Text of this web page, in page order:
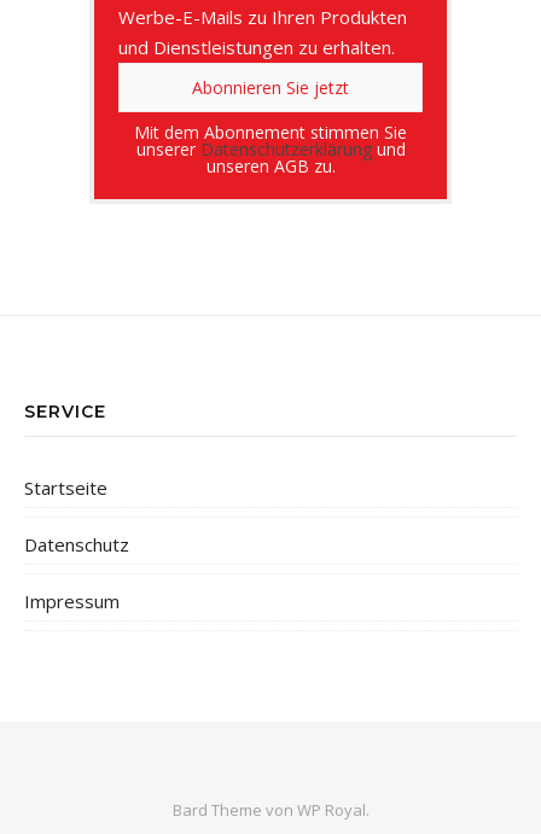
Werbe-E-Mails zu Ihren Produkten
und Dienstleistungen zu erhalten.
Mit dem Abonnement stimmen Sie
unserer Datenschutzerklärungund
unseren AGB zu.
SERVICE
Startseite
Datenschutz
Impressum
Bard Theme von WP Royal.